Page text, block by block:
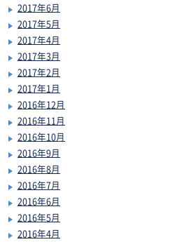
2017年6月
2017年5月
2017年4月
2017年3月
2017年2月
2017年1月
2016年12月
2016年11月
2016年10月
2016年9月
2016年8月
2016年7月
2016年6月
2016年5月
2016年4月